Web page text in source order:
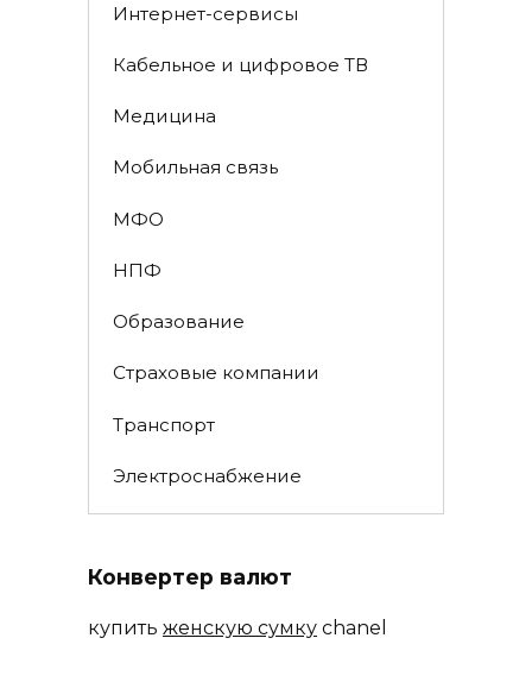
Интернет-сервисы
Кабельное и цифровое ТВ
Медицина
Мобильная связь
МФО
НПФ
Образование
Страховые компании
Транспорт
Электроснабжение
Конвертер валют
купить женскую сумку chanel